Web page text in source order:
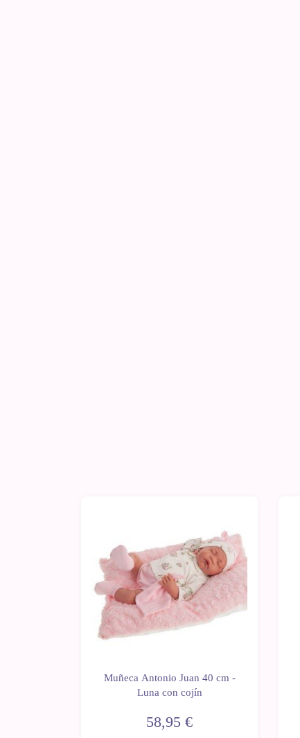
Muñeca Antonio Juan 40 cm -
Luna con cojín
58,95 €